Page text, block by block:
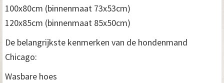
100x80cm (binnenmaat 73x53cm)
120x85cm (binnenmaat 85x50cm)
De belangrijkste kenmerken van de hondenmand
Chicago:
Wasbare hoes